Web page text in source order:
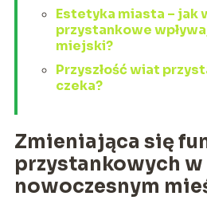
Estetyka miasta – jak
przystankowe
miejski?
Przyszłość wiat
czeka?
Zmieniająca się
przystankowych w
nowoczesnym